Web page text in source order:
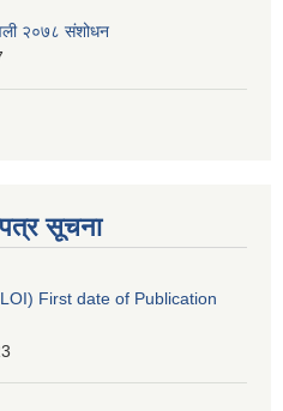
२०७८ संशोधन
सूचना
First date of Publication